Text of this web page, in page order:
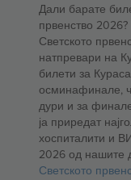
Дали барате
првенство
Светското
натпревари на
билети за
осминафинале,
дури и за
ја приредат
хоспиталити и
2026 од нашите
Светското